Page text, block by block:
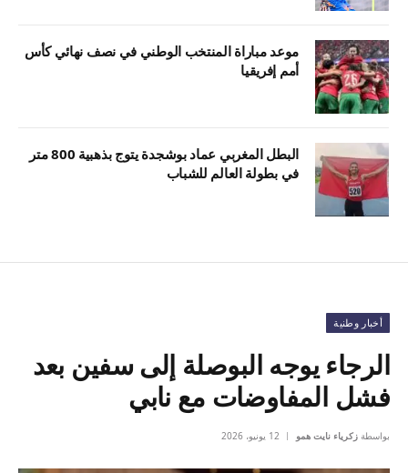
موعد مباراة المنتخب الوطني في نصف نهائي كأس
أمم إفريقيا
البطل المغربي عماد بوشجدة يتوج بذهبية 800 متر
في بطولة العالم للشباب
أخبار وطنية
الرجاء يوجه البوصلة إلى سفين بعد
فشل المفاوضات مع نابي
بواسطة زكرياء نايت همو 12 يونيو، 2026